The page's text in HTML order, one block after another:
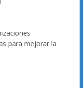
para mejorar la